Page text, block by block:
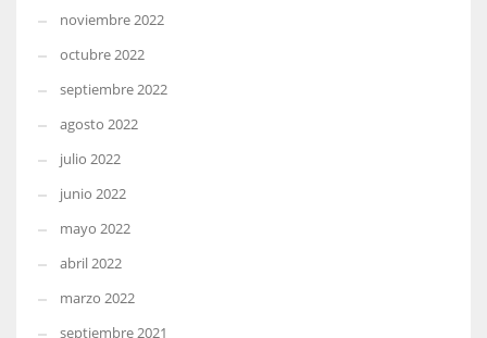
noviembre 2022
octubre 2022
septiembre 2022
agosto 2022
julio 2022
junio 2022
mayo 2022
abril 2022
marzo 2022
septiembre 2021